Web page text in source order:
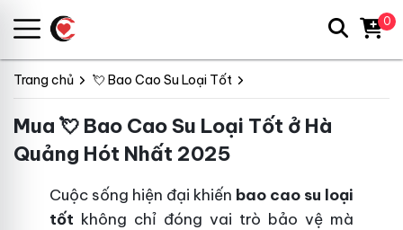
Trang chủ 💘 Bao Cao Su Loại Tốt
Mua 💘 Bao Cao Su Loại Tốt ở Hà
Quảng Hót Nhất 2025
Cuộc sống hiện đại khiến bao cao su loại
tốt không chỉ đóng vai trò bảo vệ mà
0